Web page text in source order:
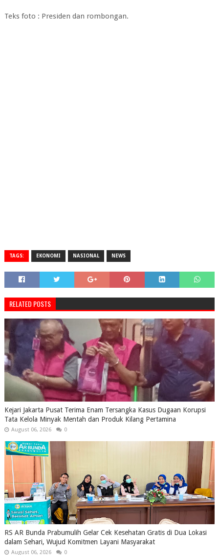
Teks foto : Presiden dan rombongan.
TAGS: EKONOMI NASIONAL NEWS
RELATED POSTS
Kejari Jakarta Pusat Terima Enam Tersangka Kasus Dugaan Korupsi
Tata Kelola Minyak Mentah dan Produk Kilang Pertamina
August 06, 2026 0
RS AR Bunda Prabumulih Gelar Cek Kesehatan Gratis di Dua Lokasi
dalam Sehari, Wujud Komitmen Layani Masyarakat
August 06, 2026 0